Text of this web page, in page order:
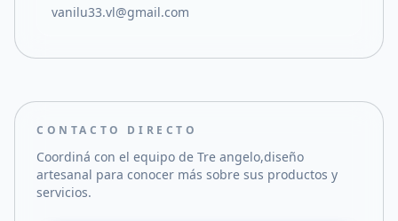
vanilu33.vl@gmail.com
CONTACTO DIRECTO
Coordiná con el equipo de Tre angelo,diseño
artesanal para conocer más sobre sus productos y
servicios.